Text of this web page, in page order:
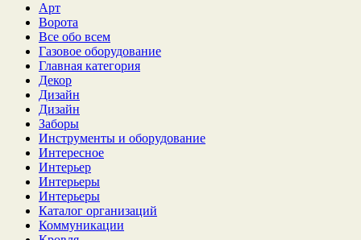
Арт
Ворота
Все обо всем
Газовое оборудование
Главная категория
Декор
Дизайн
Дизайн
Заборы
Инструменты и оборудование
Интересное
Интерьер
Интерьеры
Интерьеры
Каталог организаций
Коммуникации